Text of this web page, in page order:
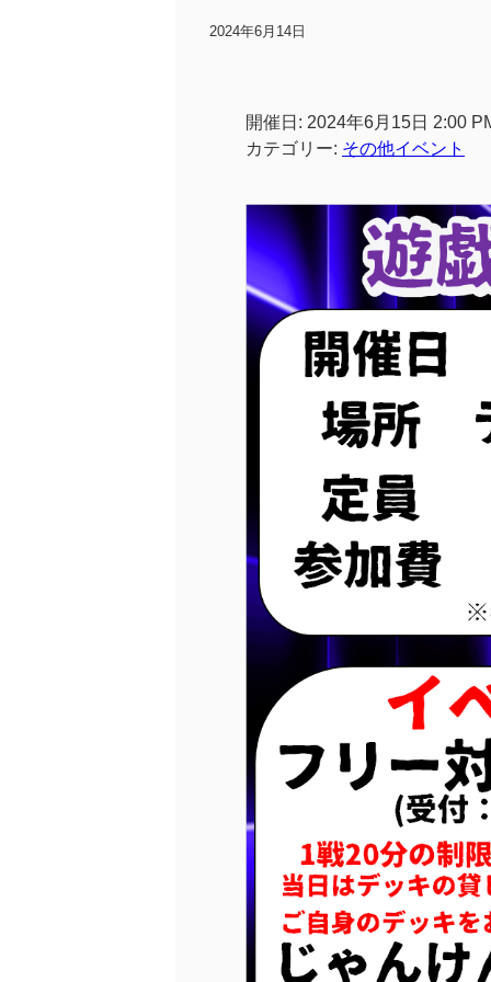
2024年6月14日
開催日: 2024年6月15日 2:00
カテゴリー: その他イベント